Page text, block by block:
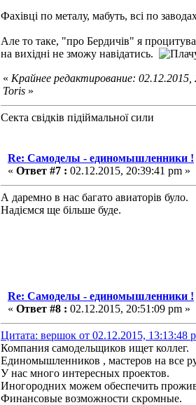
Фахівці по металу, мабуть, всі по
Але то таке, "про Бердичів" я
на вихідні не зможу навідатись.
« Крайнее редактирование:
Toris »
Секта свідків підіймальної сили
Re: Самоделы - единомышленники !
« Ответ #7 : 02.12.2015, 20:39:41 pm »
А даремно в нас багато авиаторів було.
Надіємся ще більше буде.
Re: Самоделы - единомышленники !
« Ответ #8 : 02.12.2015, 20:51:09 pm »
Цитата: вершок от 02.12.2015, 13:13:48
Компания самодельщиков ищет коллег.
Единомышленников , мастеров на все
У нас много интересных проектов.
Иногородних можем обеспечить
Финансовые возможности скромные.